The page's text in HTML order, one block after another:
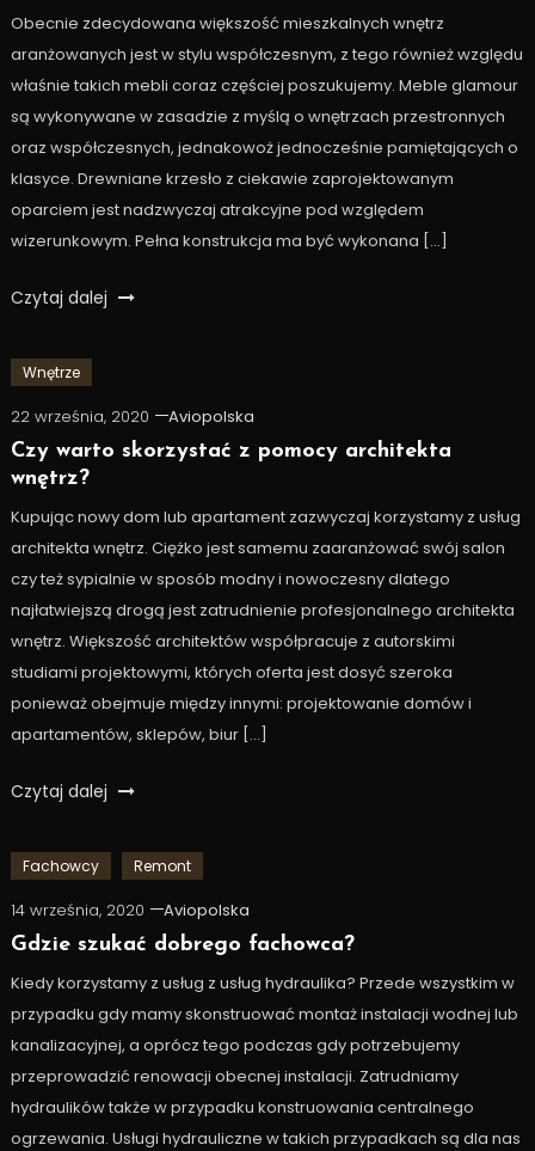
Obecnie zdecydowana większość mieszkalnych wnętrz
aranżowanych jest w stylu współczesnym, z tego również względu
właśnie takich mebli coraz częściej poszukujemy. Meble glamour
są wykonywane w zasadzie z myślą o wnętrzach przestronnych
oraz współczesnych, jednakowoż jednocześnie pamiętających o
klasyce. Drewniane krzesło z ciekawie zaprojektowanym
oparciem jest nadzwyczaj atrakcyjne pod względem
wizerunkowym. Pełna konstrukcja ma być wykonana […]
Czytaj dalej
Wnętrze
22 września, 2020
Aviopolska
Czy warto skorzystać z pomocy architekta
wnętrz?
Kupując nowy dom lub apartament zazwyczaj korzystamy z usług
architekta wnętrz. Ciężko jest samemu zaaranżować swój salon
czy też sypialnie w sposób modny i nowoczesny dlatego
najłatwiejszą drogą jest zatrudnienie profesjonalnego architekta
wnętrz. Większość architektów współpracuje z autorskimi
studiami projektowymi, których oferta jest dosyć szeroka
ponieważ obejmuje między innymi: projektowanie domów i
apartamentów, sklepów, biur […]
Czytaj dalej
Fachowcy Remont
14 września, 2020
Aviopolska
Gdzie szukać dobrego fachowca?
Kiedy korzystamy z usług z usług hydraulika? Przede wszystkim w
przypadku gdy mamy skonstruować montaż instalacji wodnej lub
kanalizacyjnej, a oprócz tego podczas gdy potrzebujemy
przeprowadzić renowacji obecnej instalacji. Zatrudniamy
hydraulików także w przypadku konstruowania centralnego
ogrzewania. Usługi hydrauliczne w takich przypadkach są dla nas